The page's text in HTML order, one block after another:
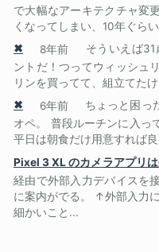
で大幅なアーキテクチャ変
くなってしまい、10年ぐら
✖
8年前
そういえば
ントだ！つってウィッシュ
リンを買ってて、組立てた
✖
6年前
ちょっと困っ
オペ。 普段ルーチンに入っ
平日は朝食だけ用意すれば
Pixel 3 XL のカメラアプリ
経由で外部入力デバイスを
に案内がでる。 ↑外部入力
細かいこと...